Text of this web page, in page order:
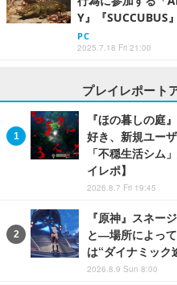
Y』『SUCCUBUS
PC
2025.7.18 Fri 21:00
プレイレポート
『ほの暮しの庭
好き、新規ユー
「不穏生活シム
イレポ】
2026.8.7 Fri 19:45
『原神』スネー
と―場所によっ
は“ダイナミック
2026.8.9 Sun 8:00